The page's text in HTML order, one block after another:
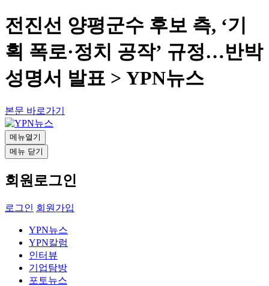
전진선 양평군수 후보 측, ‘기
획 폭로·정치 공작’ 규정…반박
성명서 발표 > YPN뉴스
본문 바로가기
메뉴열기
메뉴 닫기
회원로그인
로그인 회원가입
YPN뉴스
YPN칼럼
인터뷰
기업탐방
포토뉴스